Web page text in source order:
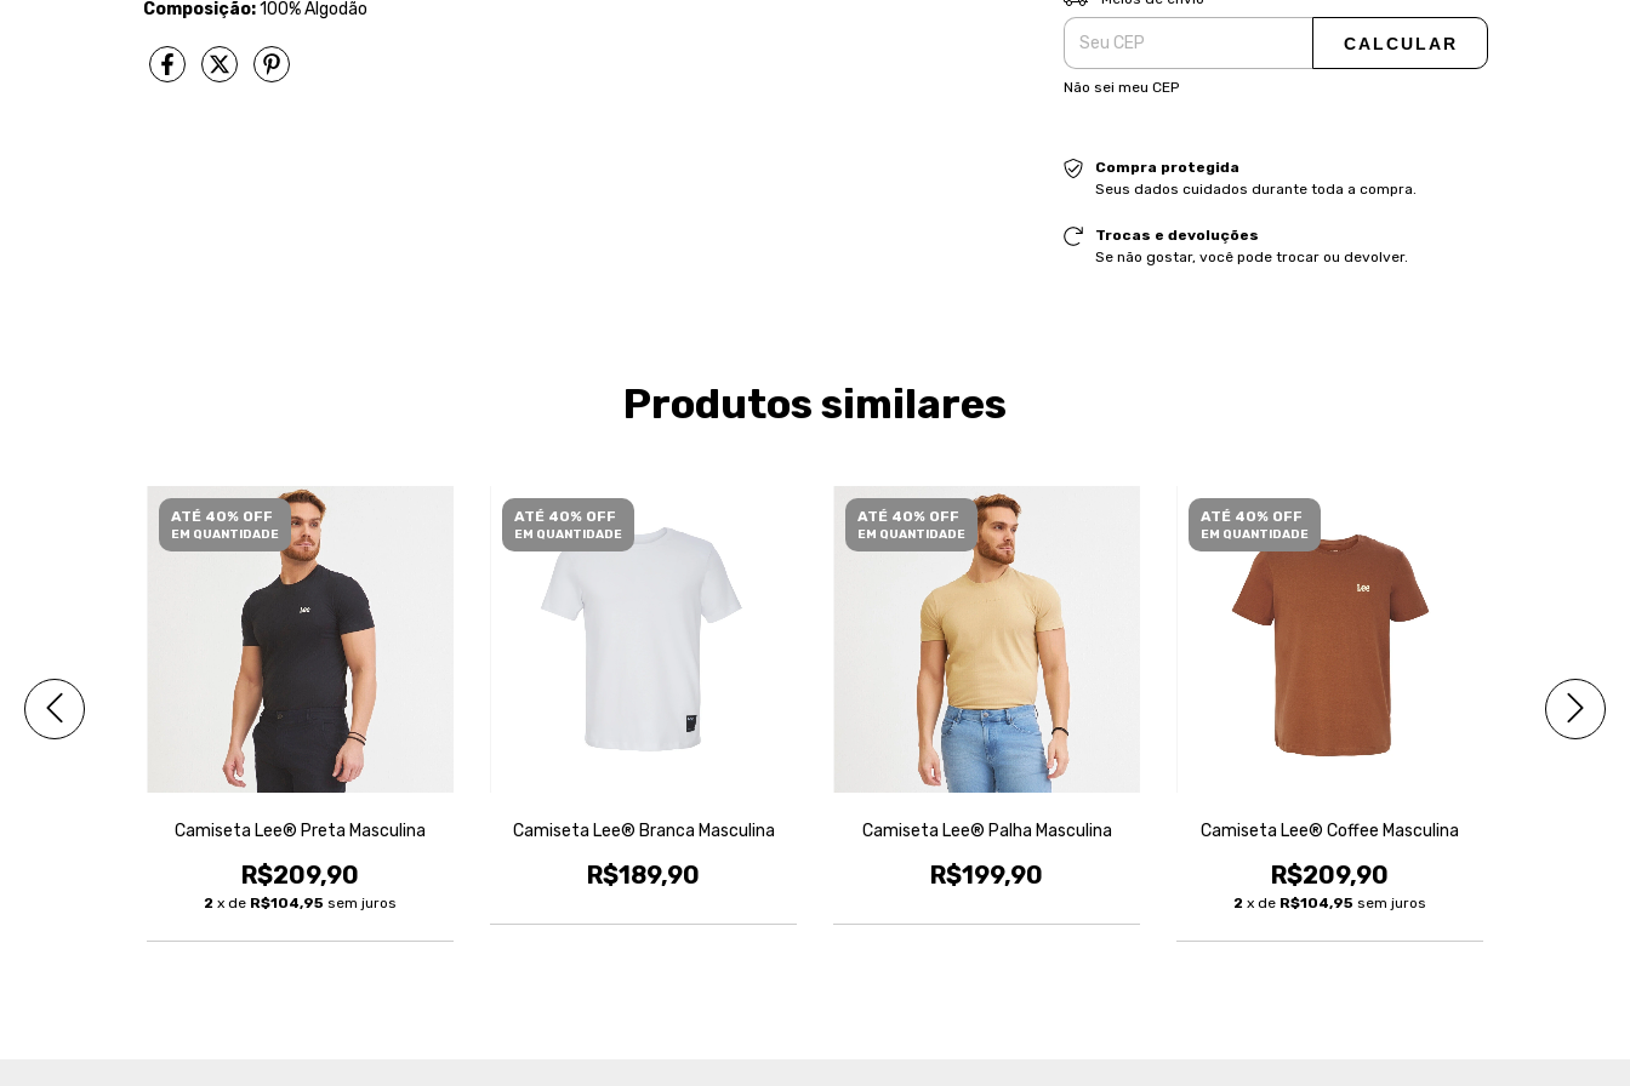
Composição:100% Algodão
CALCULAR
Não sei meu CEP
Compra protegida
Seus dados cuidados durante toda a compra.
Trocas e devoluções
Se não gostar, você pode trocar ou devolver.
Produtos similares
ATÉ 40% OFF
EM QUANTIDADE
Camiseta Lee® Preta Masculina
R$209,90
2 x de R$104,95 sem juros
ATÉ 40% OFF
EM QUANTIDADE
Camiseta Lee® Branca Masculina
R$189,90
ATÉ 40% OFF
EM QUANTIDADE
Camiseta Lee® Palha Masculina
R$199,90
ATÉ 40% OFF
EM QUANTIDADE
Camiseta Lee® Coffee Masculina
R$209,90
2 x de R$104,95 sem juros